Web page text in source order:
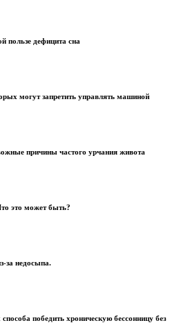
пользе дефицита сна
могут запретить управлять машиной
причины частого урчания живота
это может быть?
за недосыпа.
победить хроническую бессонницу без